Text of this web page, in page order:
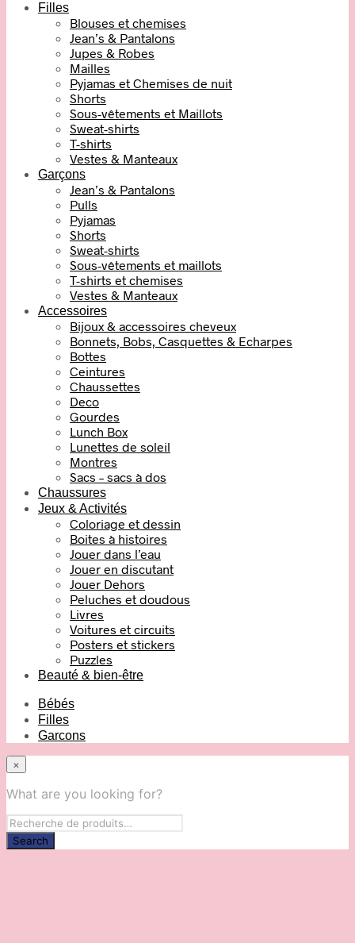
Filles
Blouses et chemises
Jean’s & Pantalons
Jupes & Robes
Mailles
Pyjamas et Chemises de nuit
Shorts
Sous-vêtements et Maillots
Sweat-shirts
T-shirts
Vestes & Manteaux
Garçons
Jean’s & Pantalons
Pulls
Pyjamas
Shorts
Sweat-shirts
Sous-vêtements et maillots
T-shirts et chemises
Vestes & Manteaux
Accessoires
Bijoux & accessoires cheveux
Bonnets, Bobs, Casquettes & Echarpes
Bottes
Ceintures
Chaussettes
Deco
Gourdes
Lunch Box
Lunettes de soleil
Montres
Sacs – sacs à dos
Chaussures
Jeux & Activités
Coloriage et dessin
Boites à histoires
Jouer dans l’eau
Jouer en discutant
Jouer Dehors
Peluches et doudous
Livres
Voitures et circuits
Posters et stickers
Puzzles
Beauté & bien-être
Bébés
Filles
Garcons
×
What are you looking for?